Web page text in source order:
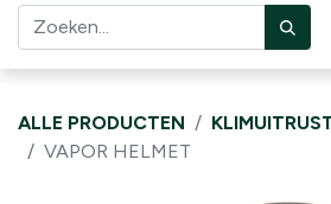
ALLE PRODUCTEN
VAPOR HELMET